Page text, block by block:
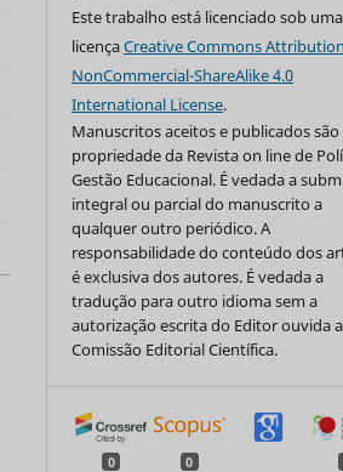
Este trabalho está licenciado sob uma
licençaCreative Commons
NonCommercial-ShareAlike 4.0
International License.
Manuscritos aceitos e publicados são
propriedade da Revista on line de
Gestão Educacional. É vedada a
integral ou parcial do manuscrito a
qualquer outro periódico. A
responsabilidade do conteúdo dos
é exclusiva dos autores. É vedada a
tradução para outro idioma sem a
autorização escrita do Editor ouvida a
Comissão Editorial Científica.
0 0